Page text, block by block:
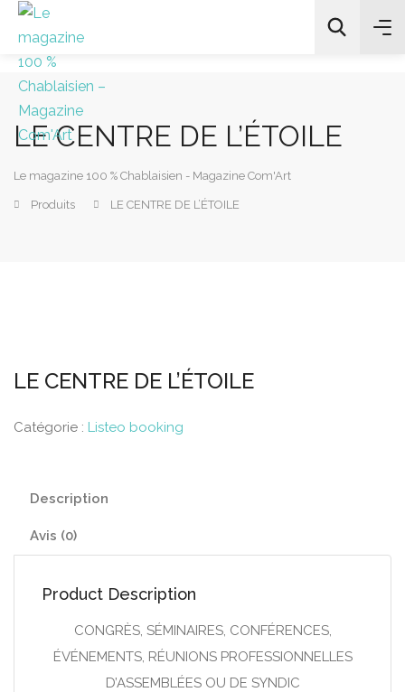
All Categories
LE CENTRE DE L’ÉTOILE
Le magazine 100 % Chablaisien - Magazine Com'Art
Produits LE CENTRE DE L’ÉTOILE
LE CENTRE DE L’ÉTOILE
Catégorie : Listeo booking
Description
Avis (0)
Product Description
CONGRÈS, SÉMINAIRES, CONFÉRENCES,
ÉVÉNEMENTS, RÉUNIONS PROFESSIONNELLES
D’ASSEMBLÉES OU DE SYNDIC